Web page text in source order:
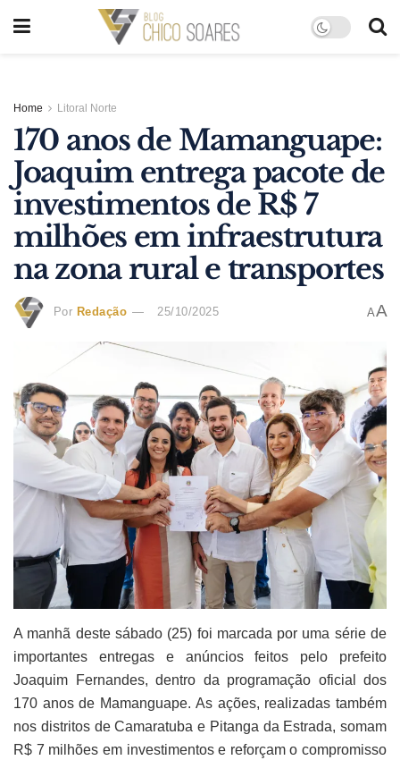
Home Litoral Norte
170 anos de Mamanguape:
Joaquim entrega pacote de
investimentos de R$ 7
milhões em infraestrutura
na zona rural e transportes
Por Redação 25/10/2025 AA
A manhã deste sábado (25) foi marcada por uma série de
importantes entregas e anúncios feitos pelo prefeito
Joaquim Fernandes, dentro da programação oficial dos
170 anos de Mamanguape. As ações, realizadas também
nos distritos de Camaratuba e Pitanga da Estrada, somam
R$ 7 milhões em investimentos e reforçam o compromisso